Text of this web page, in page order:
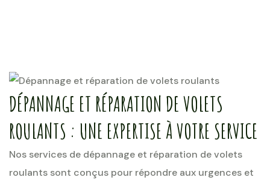
DÉPANNAGE ET RÉPARATION DE VOLETS
ROULANTS : UNE EXPERTISE À VOTRE SERVICE
Nos services de dépannage et réparation de volets
roulants sont conçus pour répondre aux urgences et